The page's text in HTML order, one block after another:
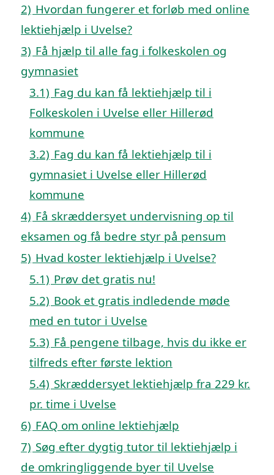
2) Hvordan fungerer et forløb med online
lektiehjælp i Uvelse?
3) Få hjælp til alle fag i folkeskolen og
gymnasiet
3.1) Fag du kan få lektiehjælp til i
Folkeskolen i Uvelse eller Hillerød
kommune
3.2) Fag du kan få lektiehjælp til i
gymnasiet i Uvelse eller Hillerød
kommune
4) Få skræddersyet undervisning op til
eksamen og få bedre styr på pensum
5) Hvad koster lektiehjælp i Uvelse?
5.1) Prøv det gratis nu!
5.2) Book et gratis indledende møde
med en tutor i Uvelse
5.3) Få pengene tilbage, hvis du ikke er
tilfreds efter første lektion
5.4) Skræddersyet lektiehjælp fra 229 kr.
pr. time i Uvelse
6) FAQ om online lektiehjælp
7) Søg efter dygtig tutor til lektiehjælp i
de omkringliggende byer til Uvelse